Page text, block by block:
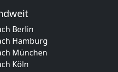
Berlin
Hamburg
München
Köln